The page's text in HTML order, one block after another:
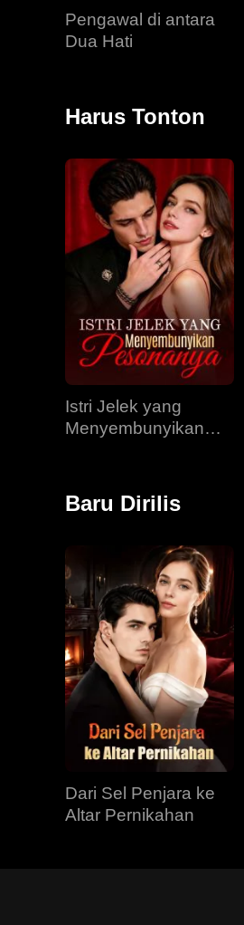
Pengawal di antara
Dua Hati
Harus Tonton
Istri Jelek yang
Menyembunyikan
Baru Dirilis
Dari Sel Penjara ke
Altar Pernikahan